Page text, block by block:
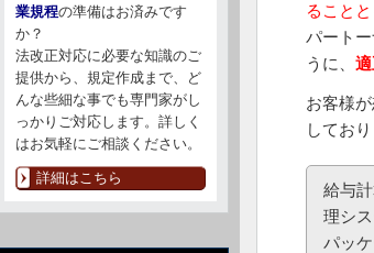
ること
パート
うに、
お客様
してお
給与
理シ
パッ
業規程の準備はお済みです
か？
法改正対応に必要な知識のご
提供から、規定作成まで、ど
んな些細な事でも専門家がし
っかりご対応します。詳しく
はお気軽にご相談ください。
詳細はこちら